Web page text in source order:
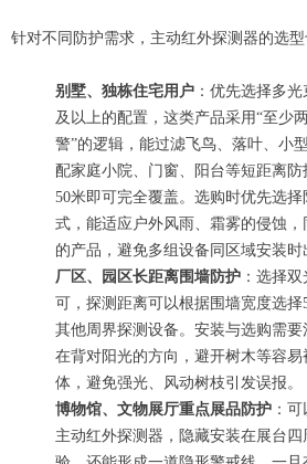
针对不同防护需求，主动红外探测器的选型
别墅、独栋住宅用户 ：优先选择多
及以上的配置，这类产品采用“至少
警”的逻辑，能过滤飞鸟、落叶、小
配家庭小院、门窗、阳台等短距离
50米即可完全覆盖。选购时优先选
式，能适应户外风雨、霜雾的侵蚀
的产品，避免多组设备同区域安装时
厂区、园区长距离围墙防护 ：选择
可，探测距离可以根据围墙宽度选择
其他周界探测设备。安装与选购需
在背对阳光的方向，避开树木等容
体，避免强光、风动树枝引发误报。
博物馆、文物展厅重点展品防护 ：
主动红外探测器，隐藏安装在展台